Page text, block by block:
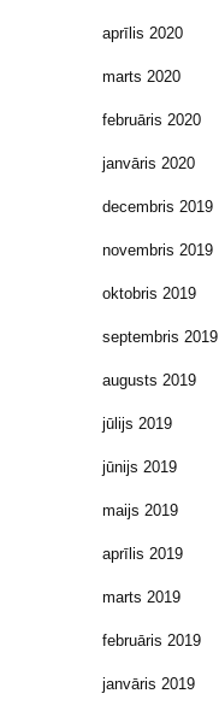
aprīlis 2020
marts 2020
februāris 2020
janvāris 2020
decembris 2019
novembris 2019
oktobris 2019
septembris 2019
augusts 2019
jūlijs 2019
jūnijs 2019
maijs 2019
aprīlis 2019
marts 2019
februāris 2019
janvāris 2019